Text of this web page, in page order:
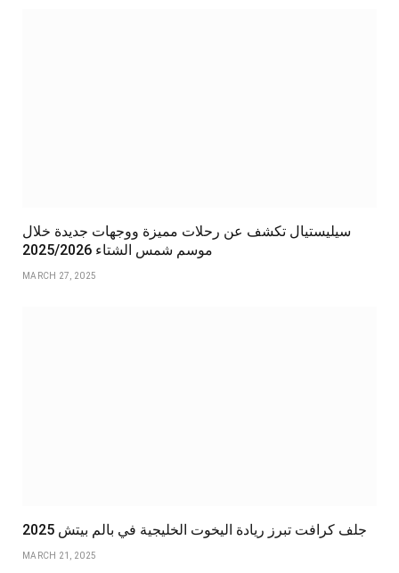
سيليستيال تكشف عن رحلات مميزة ووجهات جديدة خلال
موسم شمس الشتاء 2025/2026
MARCH 27, 2025
جلف كرافت تبرز ريادة اليخوت الخليجية في بالم بيتش 2025
MARCH 21, 2025